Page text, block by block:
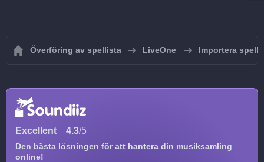
Överföring av spellista LiveOne Importera
Excellent 4.3/5
Den bästa lösningen för att hantera din musiksamling
online!